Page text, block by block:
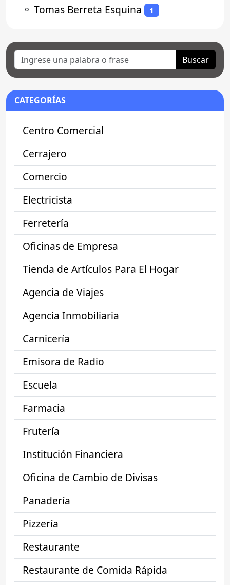
⚬ Tomas Berreta Esquina 1
Buscar
CATEGORÍAS
Centro Comercial
Cerrajero
Comercio
Electricista
Ferretería
Oficinas de Empresa
Tienda de Artículos Para El Hogar
Agencia de Viajes
Agencia Inmobiliaria
Carnicería
Emisora de Radio
Escuela
Farmacia
Frutería
Institución Financiera
Oficina de Cambio de Divisas
Panadería
Pizzería
Restaurante
Restaurante de Comida Rápida